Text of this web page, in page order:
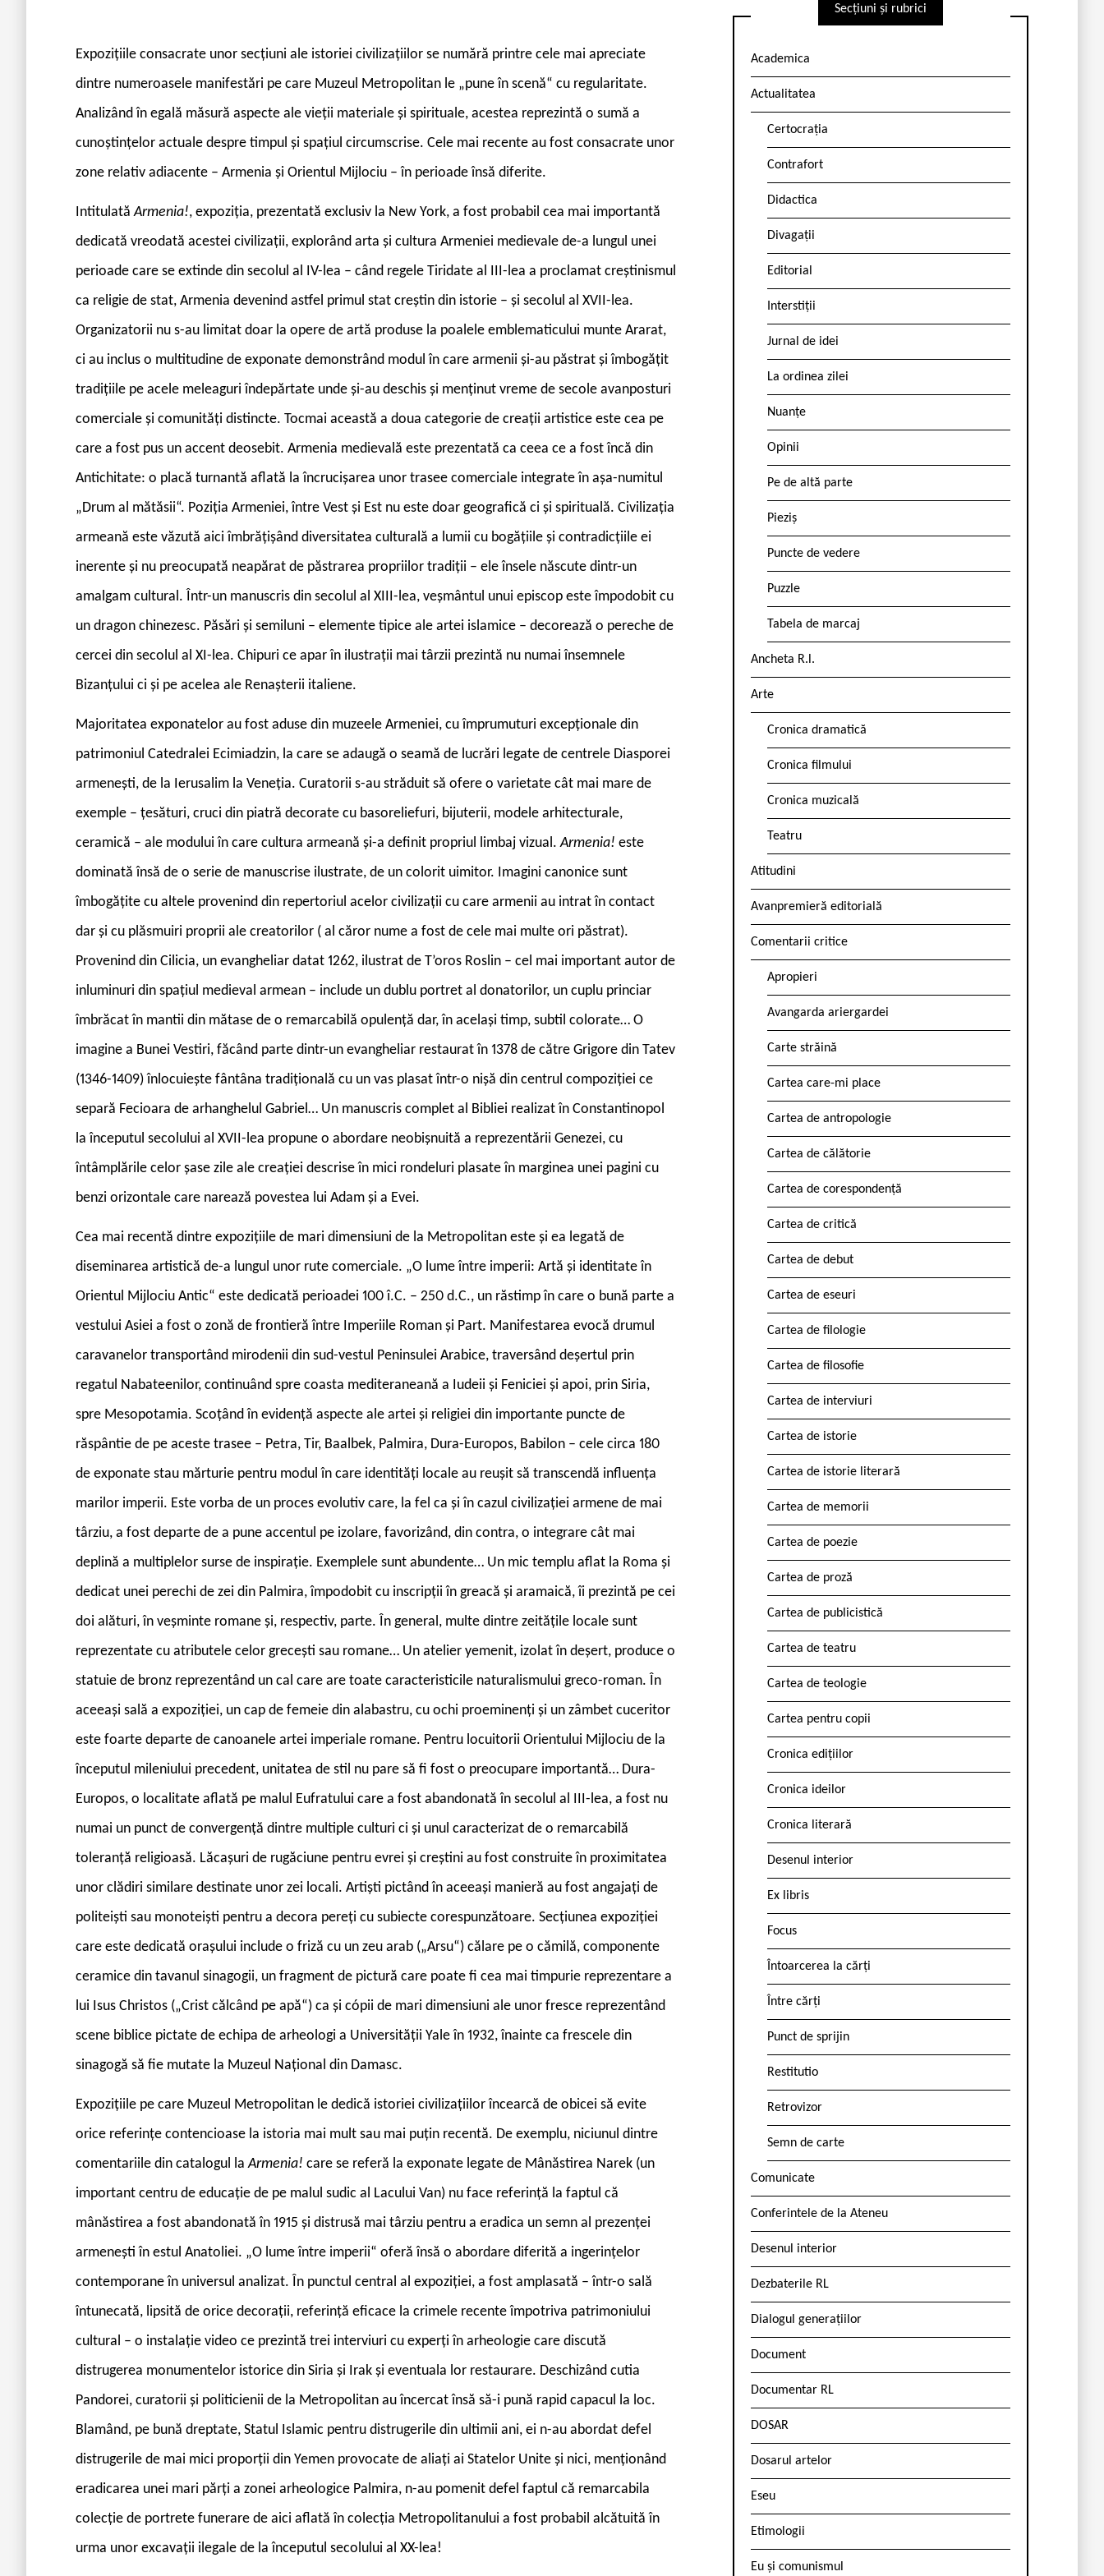
Expozițiile consacrate unor secțiuni ale istoriei civilizațiilor se numără printre cele mai apreciate
dintre numeroasele manifestări pe care Muzeul Metropolitan le „pune în scenă“ cu regularitate.
Analizând în egală măsură aspecte ale vieții materiale și spirituale, acestea reprezintă o sumă a
cunoștințelor actuale despre timpul și spațiul circumscrise. Cele mai recente au fost consacrate unor
zone relativ adiacente – Armenia și Orientul Mijlociu – în perioade însă diferite.
Intitulată Armenia!, expoziția, prezentată exclusiv la New York, a fost probabil cea mai importantă
dedicată vreodată acestei civilizații, explorând arta și cultura Armeniei medievale de-a lungul unei
perioade care se extinde din secolul al IV-lea – când regele Tiridate al III-lea a proclamat creștinismul
ca religie de stat, Armenia devenind astfel primul stat creștin din istorie – și secolul al XVII-lea.
Organizatorii nu s-au limitat doar la opere de artă produse la poalele emblematicului munte Ararat,
ci au inclus o multitudine de exponate demonstrând modul în care armenii și-au păstrat și îmbogățit
tradițiile pe acele meleaguri îndepărtate unde și-au deschis și menținut vreme de secole avanposturi
comerciale și comunități distincte. Tocmai această a doua categorie de creații artistice este cea pe
care a fost pus un accent deosebit. Armenia medievală este prezentată ca ceea ce a fost încă din
Antichitate: o placă turnantă aflată la încrucișarea unor trasee comerciale integrate în așa-numitul
„Drum al mătăsii“. Poziția Armeniei, între Vest și Est nu este doar geografică ci și spirituală. Civilizația
armeană este văzută aici îmbrățișând diversitatea culturală a lumii cu bogățiile și contradicțiile ei
inerente și nu preocupată neapărat de păstrarea propriilor tradiții – ele însele născute dintr-un
amalgam cultural. Într-un manuscris din secolul al XIII-lea, veșmântul unui episcop este împodobit cu
un dragon chinezesc. Păsări și semiluni – elemente tipice ale artei islamice – decorează o pereche de
cercei din secolul al XI-lea. Chipuri ce apar în ilustrații mai târzii prezintă nu numai însemnele
Bizanțului ci și pe acelea ale Renașterii italiene.
Majoritatea exponatelor au fost aduse din muzeele Armeniei, cu împrumuturi excepționale din
patrimoniul Catedralei Ecimiadzin, la care se adaugă o seamă de lucrări legate de centrele Diasporei
armenești, de la Ierusalim la Veneția. Curatorii s-au străduit să ofere o varietate cât mai mare de
exemple – țesături, cruci din piatră decorate cu basoreliefuri, bijuterii, modele arhitecturale,
ceramică – ale modului în care cultura armeană și-a definit propriul limbaj vizual.Armenia! este
dominată însă de o serie de manuscrise ilustrate, de un colorit uimitor. Imagini canonice sunt
îmbogățite cu altele provenind din repertoriul acelor civilizații cu care armenii au intrat în contact
dar și cu plăsmuiri proprii ale creatorilor ( al căror nume a fost de cele mai multe ori păstrat).
Provenind din Cilicia, un evangheliar datat 1262, ilustrat de T’oros Roslin – cel mai important autor de
inluminuri din spațiul medieval armean – include un dublu portret al donatorilor, un cuplu princiar
îmbrăcat în mantii din mătase de o remarcabilă opulență dar, în același timp, subtil colorate… O
imagine a Bunei Vestiri, făcând parte dintr-un evangheliar restaurat în 1378 de către Grigore din Tatev
(1346-1409) înlocuiește fântâna tradițională cu un vas plasat într-o nișă din centrul compoziției ce
separă Fecioara de arhanghelul Gabriel… Un manuscris complet al Bibliei realizat în Constantinopol
la începutul secolului al XVII-lea propune o abordare neobișnuită a reprezentării Genezei, cu
întâmplările celor șase zile ale creației descrise în mici rondeluri plasate în marginea unei pagini cu
benzi orizontale care narează povestea lui Adam și a Evei.
Cea mai recentă dintre expozițiile de mari dimensiuni de la Metropolitan este și ea legată de
diseminarea artistică de-a lungul unor rute comerciale. „O lume între imperii: Artă și identitate în
Orientul Mijlociu Antic“ este dedicată perioadei 100 î.C. – 250 d.C., un răstimp în care o bună parte a
vestului Asiei a fost o zonă de frontieră între Imperiile Roman și Part. Manifestarea evocă drumul
caravanelor transportând mirodenii din sud-vestul Peninsulei Arabice, traversând deșertul prin
regatul Nabateenilor, continuând spre coasta mediteraneană a Iudeii și Feniciei și apoi, prin Siria,
spre Mesopotamia. Scoțând în evidență aspecte ale artei și religiei din importante puncte de
răspântie de pe aceste trasee – Petra, Tir, Baalbek, Palmira, Dura-Europos, Babilon – cele circa 180
de exponate stau mărturie pentru modul în care identități locale au reușit să transcendă influența
marilor imperii. Este vorba de un proces evolutiv care, la fel ca și în cazul civilizației armene de mai
târziu, a fost departe de a pune accentul pe izolare, favorizând, din contra, o integrare cât mai
deplină a multiplelor surse de inspirație. Exemplele sunt abundente… Un mic templu aflat la Roma și
dedicat unei perechi de zei din Palmira, împodobit cu inscripții în greacă și aramaică, îi prezintă pe cei
doi alături, în veșminte romane și, respectiv, parte. În general, multe dintre zeitățile locale sunt
reprezentate cu atributele celor grecești sau romane… Un atelier yemenit, izolat în deșert, produce o
statuie de bronz reprezentând un cal care are toate caracteristicile naturalismului greco-roman. În
aceeași sală a expoziției, un cap de femeie din alabastru, cu ochi proeminenți și un zâmbet cuceritor
este foarte departe de canoanele artei imperiale romane. Pentru locuitorii Orientului Mijlociu de la
începutul mileniului precedent, unitatea de stil nu pare să fi fost o preocupare importantă… Dura-
Europos, o localitate aflată pe malul Eufratului care a fost abandonată în secolul al III-lea, a fost nu
numai un punct de convergență dintre multiple culturi ci și unul caracterizat de o remarcabilă
toleranță religioasă. Lăcașuri de rugăciune pentru evrei și creștini au fost construite în proximitatea
unor clădiri similare destinate unor zei locali. Artiști pictând în aceeași manieră au fost angajați de
politeiști sau monoteiști pentru a decora pereți cu subiecte corespunzătoare. Secțiunea expoziției
care este dedicată orașului include o friză cu un zeu arab („Arsu“) călare pe o cămilă, componente
ceramice din tavanul sinagogii, un fragment de pictură care poate fi cea mai timpurie reprezentare a
lui Isus Christos („Crist călcând pe apă“) ca și cópii de mari dimensiuni ale unor fresce reprezentând
scene biblice pictate de echipa de arheologi a Universității Yale în 1932, înainte ca frescele din
sinagogă să fie mutate la Muzeul Național din Damasc.
Expozițiile pe care Muzeul Metropolitan le dedică istoriei civilizațiilor încearcă de obicei să evite
orice referințe contencioase la istoria mai mult sau mai puțin recentă. De exemplu, niciunul dintre
comentariile din catalogul laArmenia! care se referă la exponate legate de Mânăstirea Narek (un
important centru de educație de pe malul sudic al Lacului Van) nu face referință la faptul că
mânăstirea a fost abandonată în 1915 și distrusă mai târziu pentru a eradica un semn al prezenței
armenești în estul Anatoliei. „O lume între imperii“ oferă însă o abordare diferită a ingerințelor
contemporane în universul analizat. În punctul central al expoziției, a fost amplasată – într-o sală
întunecată, lipsită de orice decorații, referință eficace la crimele recente împotriva patrimoniului
cultural – o instalație video ce prezintă trei interviuri cu experți în arheologie care discută
distrugerea monumentelor istorice din Siria și Irak și eventuala lor restaurare. Deschizând cutia
Pandorei, curatorii și politicienii de la Metropolitan au încercat însă să-i pună rapid capacul la loc.
Blamând, pe bună dreptate, Statul Islamic pentru distrugerile din ultimii ani, ei n-au abordat defel
distrugerile de mai mici proporții din Yemen provocate de aliați ai Statelor Unite și nici, menționând
eradicarea unei mari părți a zonei arheologice Palmira, n-au pomenit defel faptul că remarcabila
colecție de portrete funerare de aici aflată în colecția Metropolitanului a fost probabil alcătuită în
urma unor excavații ilegale de la începutul secolului al XX-lea!
Secțiuni și rubrici
Academica
Actualitatea
Certocrația
Contrafort
Didactica
Divagații
Editorial
Interstiții
Jurnal de idei
La ordinea zilei
Nuanțe
Opinii
Pe de altă parte
Pieziș
Puncte de vedere
Puzzle
Tabela de marcaj
Ancheta R.l.
Arte
Cronica dramatică
Cronica filmului
Cronica muzicală
Teatru
Atitudini
Avanpremieră editorială
Comentarii critice
Apropieri
Avangarda ariergardei
Carte străină
Cartea care-mi place
Cartea de antropologie
Cartea de călătorie
Cartea de corespondență
Cartea de critică
Cartea de debut
Cartea de eseuri
Cartea de filologie
Cartea de filosofie
Cartea de interviuri
Cartea de istorie
Cartea de istorie literară
Cartea de memorii
Cartea de poezie
Cartea de proză
Cartea de publicistică
Cartea de teatru
Cartea de teologie
Cartea pentru copii
Cronica edițiilor
Cronica ideilor
Cronica literară
Desenul interior
Ex libris
Focus
Întoarcerea la cărți
Între cărți
Punct de sprijin
Restitutio
Retrovizor
Semn de carte
Comunicate
Conferintele de la Ateneu
Desenul interior
Dezbaterile RL
Dialogul generațiilor
Document
Documentar RL
DOSAR
Dosarul artelor
Eseu
Etimologii
Eu și comunismul